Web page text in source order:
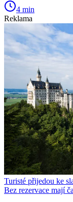
4 min
Reklama
Turisté přijedou ke
Bez rezervace mají